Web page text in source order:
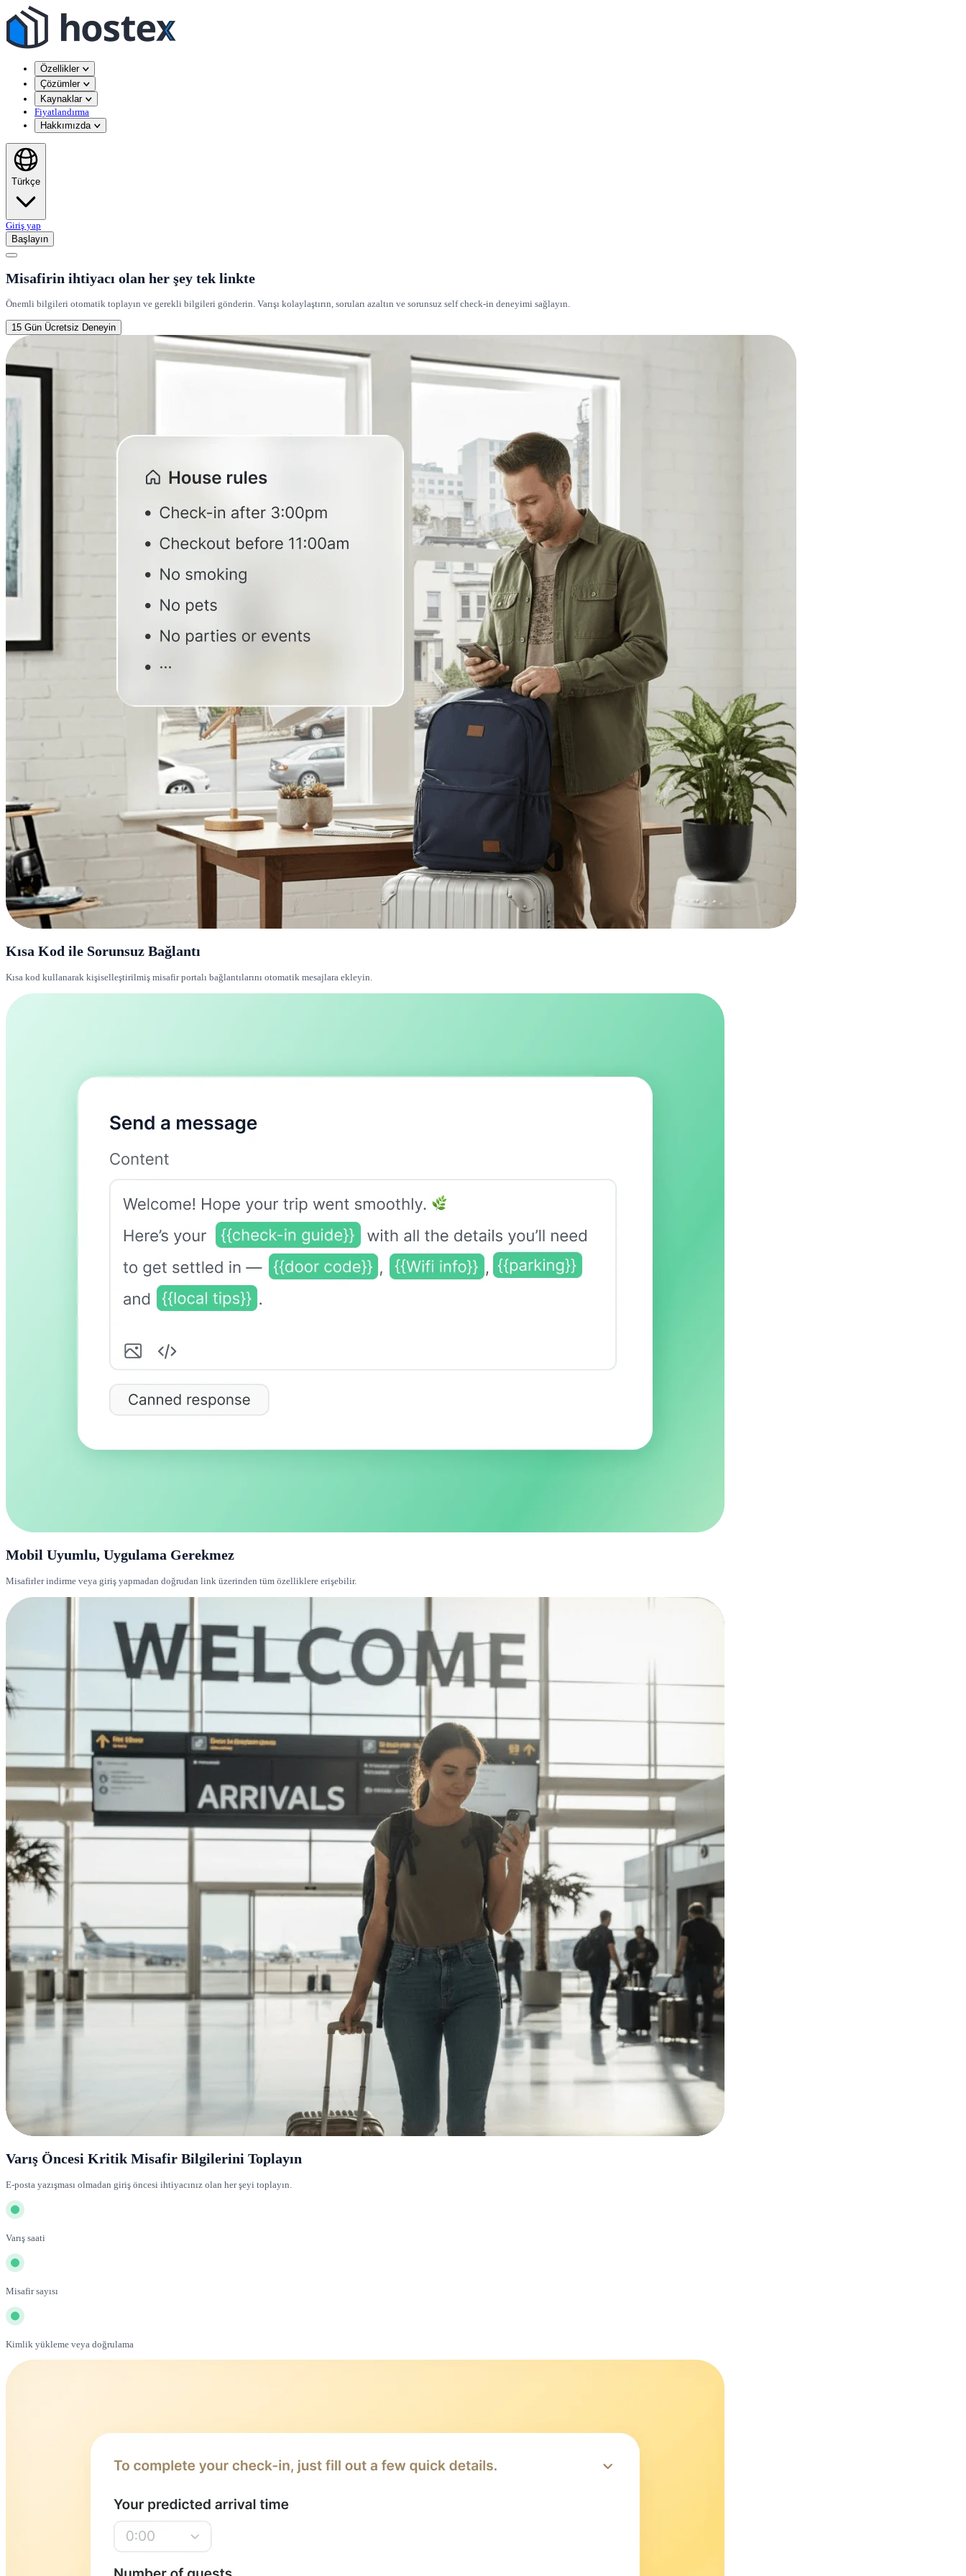
Özellikler
Çözümler
Kaynaklar
Fiyatlandırma
Hakkımızda
Türkçe
Giriş yap
Başlayın
Misafirin ihtiyacı olan her şey tek linkte
Önemli bilgileri otomatik toplayın ve gerekli bilgileri gönderin. Varışı kolaylaştırın, soruları azaltın ve sorunsuz self check-in deneyimi sağlayın.
15 Gün Ücretsiz Deneyin
Kısa Kod ile Sorunsuz Bağlantı
Kısa kod kullanarak kişiselleştirilmiş misafir portalı bağlantılarını otomatik mesajlara ekleyin.
Mobil Uyumlu, Uygulama Gerekmez
Misafirler indirme veya giriş yapmadan doğrudan link üzerinden tüm özelliklere erişebilir.
Varış Öncesi Kritik Misafir Bilgilerini Toplayın
E-posta yazışması olmadan giriş öncesi ihtiyacınız olan her şeyi toplayın.
Varış saati
Misafir sayısı
Kimlik yükleme veya doğrulama